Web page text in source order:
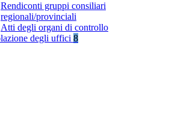
Rendiconti gruppi consiliari
regionali/provinciali
Atti degli organi di controllo
degli uffici 8